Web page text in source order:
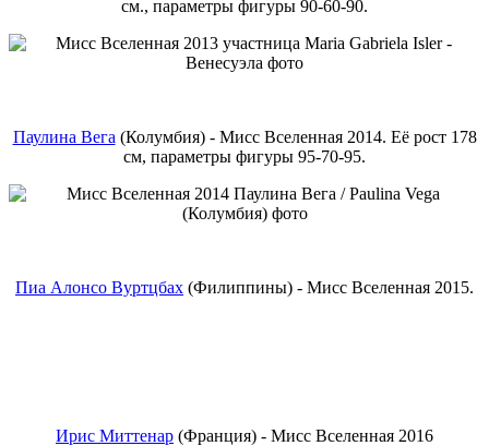
см., параметры фигуры 90-60-90.
Паулина Вега (Колумбия) - Мисс Вселенная 2014. Её рост 178
см, параметры фигуры 95-70-95.
Пиа Алонсо Вуртцбах (Филиппины) - Мисс Вселенная 2015.
Ирис Миттенар (Франция) - Мисс Вселенная 2016